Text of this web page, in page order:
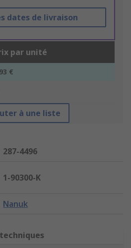
dates de livraison
par unité
€
à une liste
287-4496
1-90300-K
Nanuk